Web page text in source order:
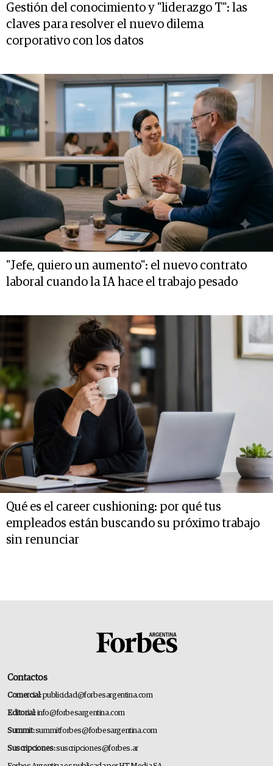
Gestión del conocimiento y "liderazgo T": las
claves para resolver el nuevo dilema
corporativo con los datos
"Jefe, quiero un aumento": el nuevo contrato
laboral cuando la IA hace el trabajo pesado
Qué es el career cushioning: por qué tus
empleados están buscando su próximo trabajo
sin renunciar
Contactos
Comercial:publicidad@forbesargentina.com
Editorial:info@forbesargentina.com
Summit:summitforbes@forbesargentina.com
Suscripciones:suscripciones@forbes.ar